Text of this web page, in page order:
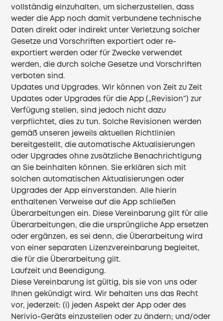
vollständig einzuhalten, um sicherzustellen, dass
weder die App noch damit verbundene technische
Daten direkt oder indirekt unter Verletzung solcher
Gesetze und Vorschriften exportiert oder re-
exportiert werden oder für Zwecke verwendet
werden, die durch solche Gesetze und Vorschriften
verboten sind.
Updates und Upgrades. Wir können von Zeit zu Zeit
Updates oder Upgrades für die App („Revision“) zur
Verfügung stellen, sind jedoch nicht dazu
verpflichtet, dies zu tun. Solche Revisionen werden
gemäß unseren jeweils aktuellen Richtlinien
bereitgestellt, die automatische Aktualisierungen
oder Upgrades ohne zusätzliche Benachrichtigung
an Sie beinhalten können. Sie erklären sich mit
solchen automatischen Aktualisierungen oder
Upgrades der App einverstanden. Alle hierin
enthaltenen Verweise auf die App schließen
Überarbeitungen ein. Diese Vereinbarung gilt für alle
Überarbeitungen, die die ursprüngliche App ersetzen
oder ergänzen, es sei denn, die Überarbeitung wird
von einer separaten Lizenzvereinbarung begleitet,
die für die Überarbeitung gilt.
Laufzeit und Beendigung.
Diese Vereinbarung ist gültig, bis sie von uns oder
Ihnen gekündigt wird. Wir behalten uns das Recht
vor, jederzeit: (i) jeden Aspekt der App oder des
Nerivio-Geräts einzustellen oder zu ändern; und/oder